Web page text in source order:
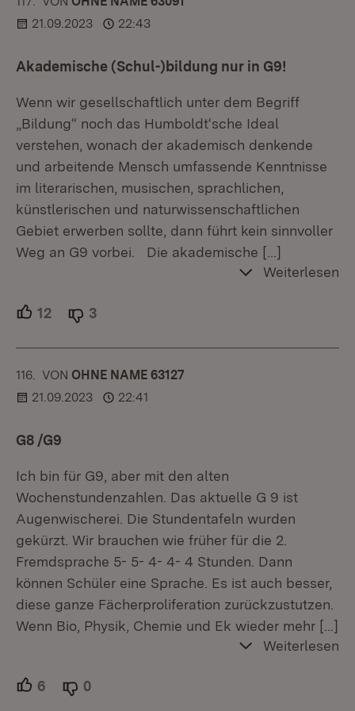
21.09.2023
22:43
Akademische (Schul-)bildung nur in G9!
Wenn wir gesellschaftlich unter dem Begriff
„Bildung“ noch das Humboldt‘sche Ideal
verstehen, wonach der akademisch denkende
und arbeitende Mensch umfassende Kenntnisse
im literarischen, musischen, sprachlichen,
künstlerischen und naturwissenschaftlichen
Gebiet erwerben sollte, dann führt kein sinnvoller
Weg an G9 vorbei. Die akademische […]
Weiterlesen
12 Unterstützer.
3
116. KOMMENTAR
VON :OHNE NAME 63127
21.09.2023
22:41
G8 /G9
Ich bin für G9, aber mit den alten
Wochenstundenzahlen. Das aktuelle G 9 ist
Augenwischerei. Die Stundentafeln wurden
gekürzt. Wir brauchen wie früher für die 2.
Fremdsprache 5- 5- 4- 4- 4 Stunden. Dann
können Schüler eine Sprache. Es ist auch besser,
diese ganze Fächerproliferation zurückzustutzen.
Wenn Bio, Physik, Chemie und Ek wieder mehr […]
Weiterlesen
6 Unterstützer.
0